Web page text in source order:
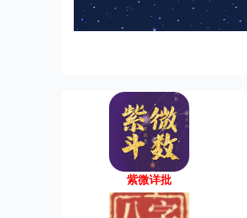
紫微详批